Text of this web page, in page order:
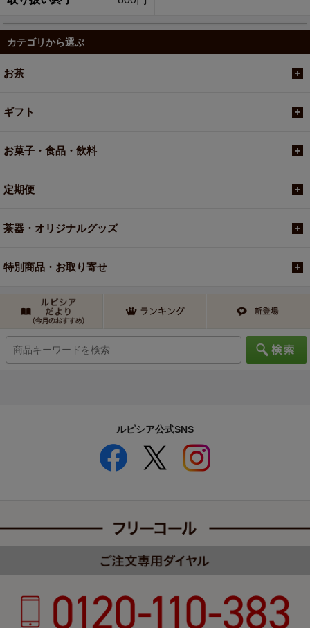
カテゴリから選ぶ
お茶
ギフト
お菓子・食品・飲料
定期便
茶器・オリジナルグッズ
特別商品・お取り寄せ
ルピシア公式SNS